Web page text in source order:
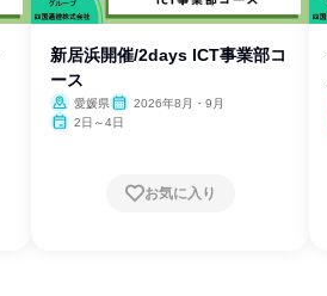
新居浜開催/2days ICT事業部コ
ース
愛媛県
2026年8月・9月
2日～4日
お気に入り